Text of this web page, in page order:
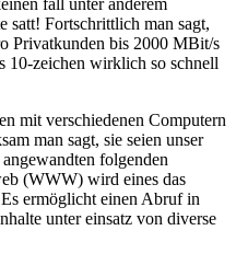
fall unter anderem
satt! Fortschrittlich man sagt,
Privatkunden bis 2000 MBit/s
10-zeichen wirklich so schnell
mit verschiedenen Computern
man sagt, sie seien unser
folgenden
(WWW) wird eines das
ermöglicht einen Abruf in
unter einsatz von diverse